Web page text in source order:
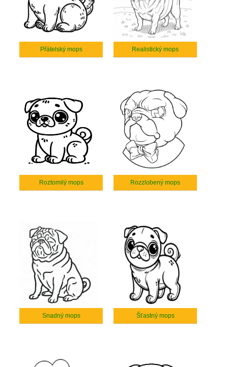
Přátelský mops Realistický mops
Roztomilý mops Rozzlobený mops
Snadný mops Šťastný mops